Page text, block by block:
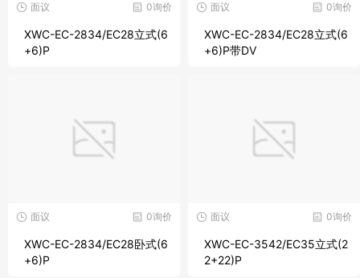
0询价
面议
XWC-EC-2834/EC28立式(6
+6)P
0询价
面议
XWC-EC-2834/EC28立式(6
+6)P带DV
0询价
面议
XWC-EC-2834/EC28卧式(6
+6)P
0询价
面议
XWC-EC-3542/EC35立式(2
2+22)P